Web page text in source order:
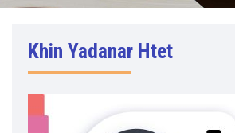
Khin Yadanar Htet